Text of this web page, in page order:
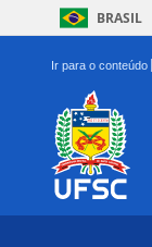
BRASIL
Ir para o conteúdo